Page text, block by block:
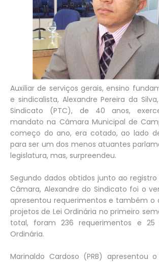
Auxiliar de serviços gerais, ensino
e sindicalista, Alexandre Pereira da
Sindicato (PTC), de 40 anos,
mandato na Câmara Municipal de
começo do ano, era cotado, ao lado
para ser um dos menos atuantes
legislatura, mas, surpreendeu.
Segundo dados obtidos junto ao
Câmara, Alexandre do Sindicato foi o
apresentou requerimentos e também o
projetos de Lei Ordinária no primeiro
total, foram 236 requerimentos e 25
Ordinária.
Marinaldo Cardoso (PRB) apresentou